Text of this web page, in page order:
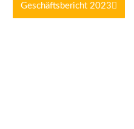
Geschäfts­be­richt 2023